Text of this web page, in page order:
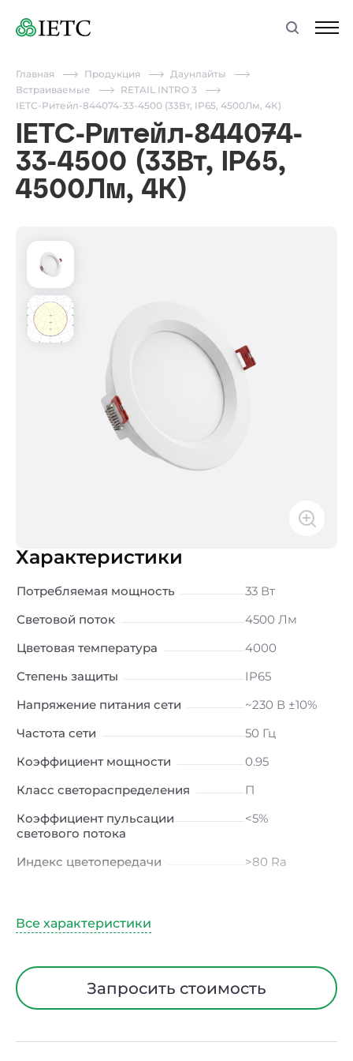
Главная Продукция
Даунлайты
Встраиваемые
RETAIL INTRO 3
IETC-Ритейл-844074-33-4500 (33Вт, IP65, 4500Лм, 4К)
IETC-Ритейл-844074-
33-4500 (33Вт, IP65,
4500Лм, 4К)
Характеристики
Потребляемая мощность
33 Вт
Световой поток
4500 Лм
Цветовая температура
4000
Степень защиты
IP65
Напряжение питания сети
~230 В ±10%
Частота сети
50 Гц
Коэффициент мощности
0.95
Класс светораспределения
П
Коэффициент пульсации
светового потока
<5%
Индекс цветопередачи
>80 Ra
Угол рассеивания
Диапазон рабочих температур
от -20 до +40
℃
Запросить стоимость